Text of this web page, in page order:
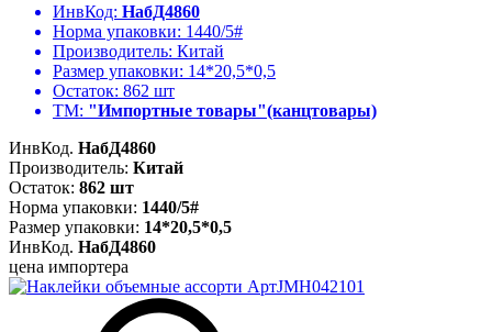
ИнвКод: НабД4860
Норма упаковки: 1440/5#
Производитель: Китай
Размер упаковки: 14*20,5*0,5
Остаток: 862 шт
ТМ: "Импортные товары"(канцтовары)
ИнвКод. НабД4860
Производитель: Китай
Остаток: 862 шт
Норма упаковки: 1440/5#
Размер упаковки: 14*20,5*0,5
ИнвКод. НабД4860
цена импортера